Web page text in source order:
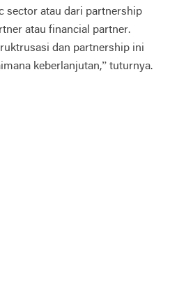
sector atau dari partnership
atau financial partner.
dan partnership ini
keberlanjutan,” tuturnya.